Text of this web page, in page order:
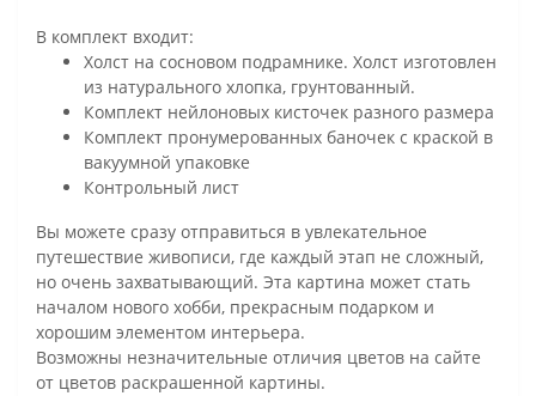
В комплект входит:
Холст на сосновом подрамнике. Холст изготовлен
из натурального хлопка, грунтованный.
Комплект нейлоновых кисточек разного размера
Комплект пронумерованных баночек с краской в
вакуумной упаковке
Контрольный лист
Вы можете сразу отправиться в увлекательное
путешествие живописи, где каждый этап не сложный,
но очень захватывающий. Эта картина может стать
началом нового хобби, прекрасным подарком и
хорошим элементом интерьера.
Возможны незначительные отличия цветов на сайте
от цветов раскрашенной картины.